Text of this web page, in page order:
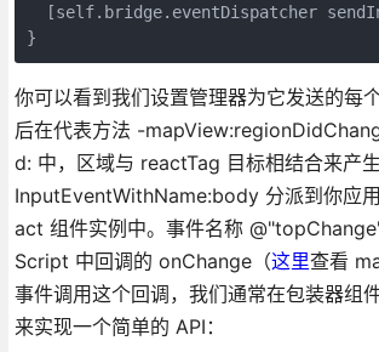
[self.bridge.eventDispatcher
你可以看到我们设置管理器为它发送的每
后在代表方法 -
d: 中，区域与 reactTag 目标相结合来产
InputEventWithName:body 分派到你应
act 组件实例中。事件名称
Script 中回调的 onChange（这里查看
事件调用这个回调，我们通常在包装器组
来实现一个简单的 API：